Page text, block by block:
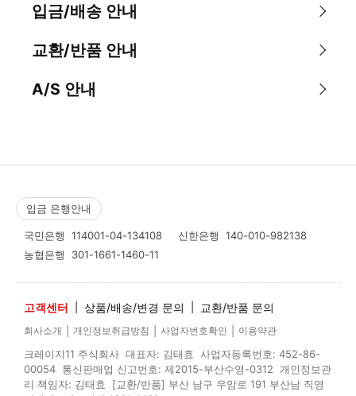
입금/배송 안내
교환/반품 안내
A/S 안내
입금 은행안내
국민은행 114001-04-134108 신한은행 140-010-982138
농협은행 301-1661-1460-11
고객센터 상품/배송/변경 문의 교환/반품 문의
회사소개 개인정보취급방침 사업자번호확인 이용약관
크레이지11 주식회사 대표자: 김태효 사업자등록번호: 452-86-
00054 통신판매업 신고번호: 제2015-부산수영-0312 개인정보관
리 책임자: 김태효 [교환/반품] 부산 남구 우암로 191 부산남 직영